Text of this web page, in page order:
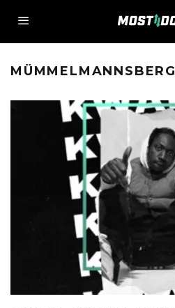
MÜMMELMANNSBERG